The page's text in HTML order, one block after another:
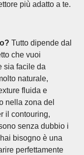
più adatto a te.
Tutto dipende dal
che vuoi
sia facile da
naturale,
fluida e
nella zona del
il contouring,
senza dubbio i
bisogno è una
perfettamente